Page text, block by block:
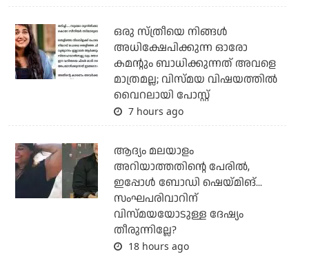
ഒരു സ്ത്രീയെ നിങ്ങള്‍
അധിക്ഷേപിക്കുന്ന ഓരോ
കമന്റും ബാധിക്കുന്നത് അവളെ
മാത്രമല്ല; വിസ്മയ വിഷയത്തില്‍
വൈറലായി പോസ്റ്റ്
7 hours ago
ആദ്യം മലയാളം
അറിയാത്തതിന്റെ പേരില്‍,
ഇപ്പോള്‍ ബോഡി ഷെയ്മിങ്...
സംഘപരിവാറിന്
വിസ്മയയോടുള്ള ദേഷ്യം
തീരുന്നില്ലേ?
18 hours ago